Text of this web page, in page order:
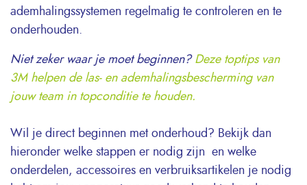
ademhalingssystemen regelmatig te controleren en te
onderhouden.
Niet zeker waar je moet beginnen? Deze toptips van
3M helpen de las- en ademhalingsbescherming van
jouw team in topconditie te houden.
Wil je direct beginnen met onderhoud? Bekijk dan
hieronder welke stappen er nodig zijn en welke
onderdelen, accessoires en verbruiksartikelen je nodig